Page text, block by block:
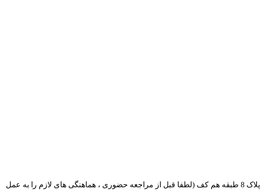
نشانی بخش انفورماتیک ایران بابکت : میدان حر . خ امام خمینی . خیابان کمالی . خیابان اسکندری جنوبی اول خیابان مرتضوی پلاک 8 طبقه هم کف (لطفا قبل از مراجعه حضوری ، هماهنگی های لازم را به عمل